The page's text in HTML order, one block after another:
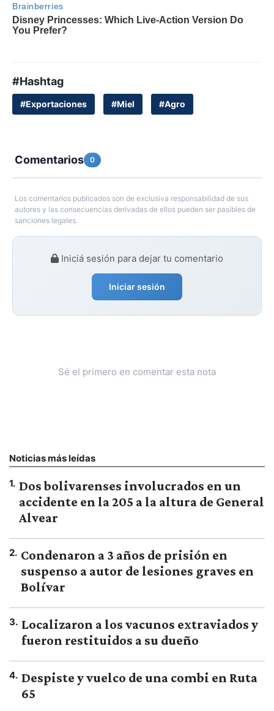
#Hashtag
#Exportaciones #Miel #Agro
Comentarios 0
Los comentarios publicados son de exclusiva responsabilidad de sus
autores y las consecuencias derivadas de ellos pueden ser pasibles de
sanciones legales.
Iniciá sesión para dejar tu comentario
Iniciar sesión
Sé el primero en comentar esta nota
Noticias más leídas
1. Dos bolivarenses involucrados en un
accidente en la 205 a la altura de General
Alvear
2. Condenaron a 3 años de prisión en
suspenso a autor de lesiones graves en
Bolívar
3. Localizaron a los vacunos extraviados y
fueron restituidos a su dueño
4. Despiste y vuelco de una combi en Ruta
65